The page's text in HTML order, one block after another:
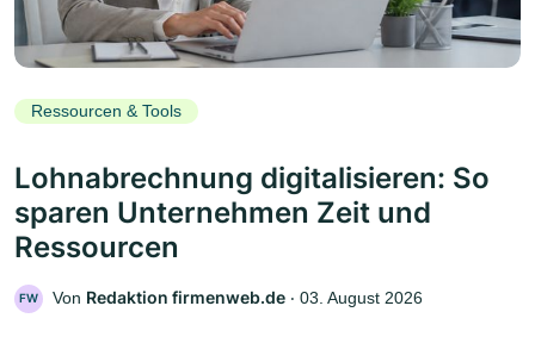
Ressourcen & Tools
Lohnabrechnung digitalisieren: So
sparen Unternehmen Zeit und
Ressourcen
FW Von Redaktion firmenweb.de ‧ 03. August 2026